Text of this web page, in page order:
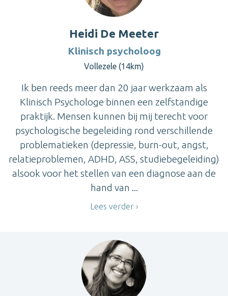
Heidi De Meeter
Klinisch psycholoog
Vollezele (14km)
Ik ben reeds meer dan 20 jaar werkzaam als
Klinisch Psychologe binnen een zelfstandige
praktijk. Mensen kunnen bij mij terecht voor
psychologische begeleiding rond verschillende
problematieken (depressie, burn-out, angst,
relatieproblemen, ADHD, ASS, studiebegeleiding)
alsook voor het stellen van een diagnose aan de
hand van ...
Lees verder